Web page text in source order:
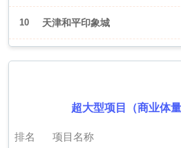
10 天津和平印象城
超大型项目（商业体
排名 项目名称